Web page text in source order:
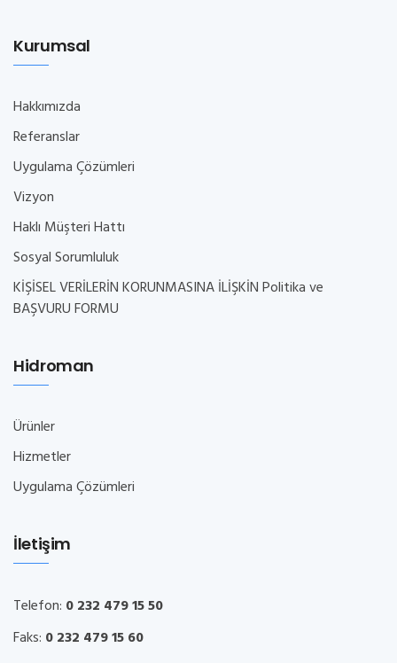
Kurumsal
Hakkımızda
Referanslar
Uygulama Çözümleri
Vizyon
Haklı Müşteri Hattı
Sosyal Sorumluluk
KİŞİSEL VERİLERİN KORUNMASINA İLİŞKİN Politika ve
BAŞVURU FORMU
Hidroman
Ürünler
Hizmetler
Uygulama Çözümleri
İletişim
Telefon: 0 232 479 15 50
Faks: 0 232 479 15 60